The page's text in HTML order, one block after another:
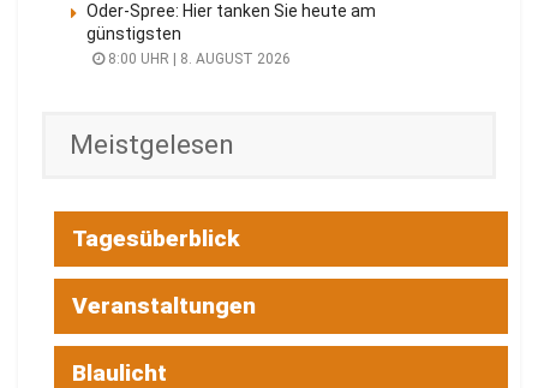
Oder-Spree: Hier tanken Sie heute am
günstigsten
8:00 UHR | 8. AUGUST 2026
Meistgelesen
Tagesüberblick
Veranstaltungen
Blaulicht